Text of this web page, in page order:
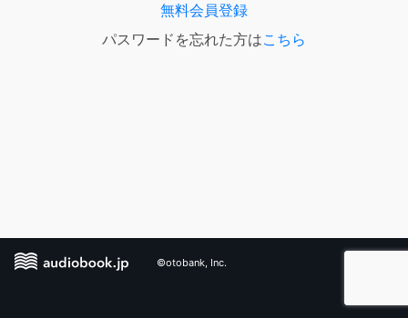
無料会員登録
パスワードを忘れた方はこちら
©otobank, Inc.